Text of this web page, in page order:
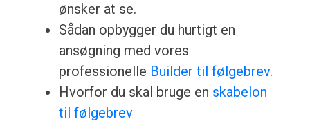
ønsker at se.
Sådan opbygger du hurtigt en
ansøgning med vores
professionelle Builder til følgebrev.
Hvorfor du skal bruge en skabelon
til følgebrev